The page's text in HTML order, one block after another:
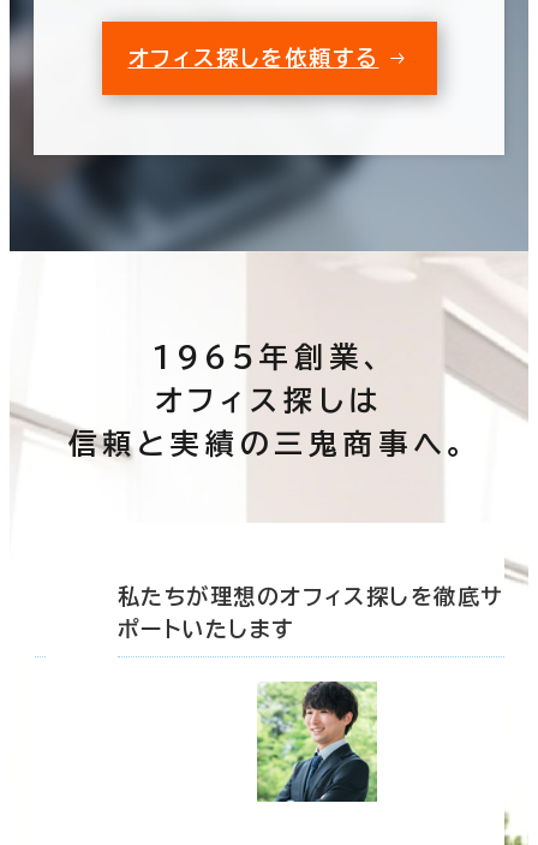
オフィス探しを依頼する
1965年創業、
オフィス探しは
信頼と実績の三鬼商事へ。
私たちが理想のオフィス探しを徹底サ
ポートいたします